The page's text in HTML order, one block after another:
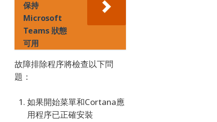
保持
Microsoft
Teams 狀態
可用
故障排除程序將檢查以下問
題：
如果開始菜單和Cortana應
用程序已正確安裝